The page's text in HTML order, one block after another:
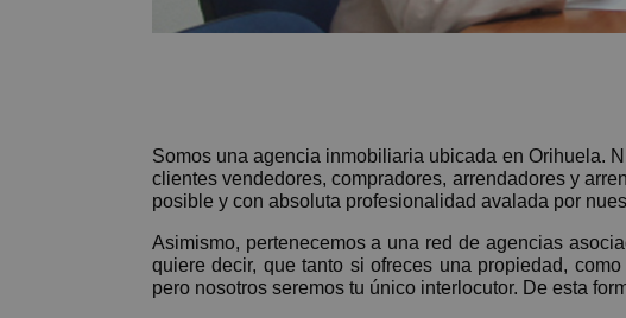
Somos una agencia inmobiliaria ubicada en Orihuela.
clientes vendedores, compradores, arrendadores y
posible y con absoluta profesionalidad avalada por
Asimismo, pertenecemos a una red de agencias
quiere decir, que tanto si ofreces una propiedad,
pero nosotros seremos tu único interlocutor. De esta